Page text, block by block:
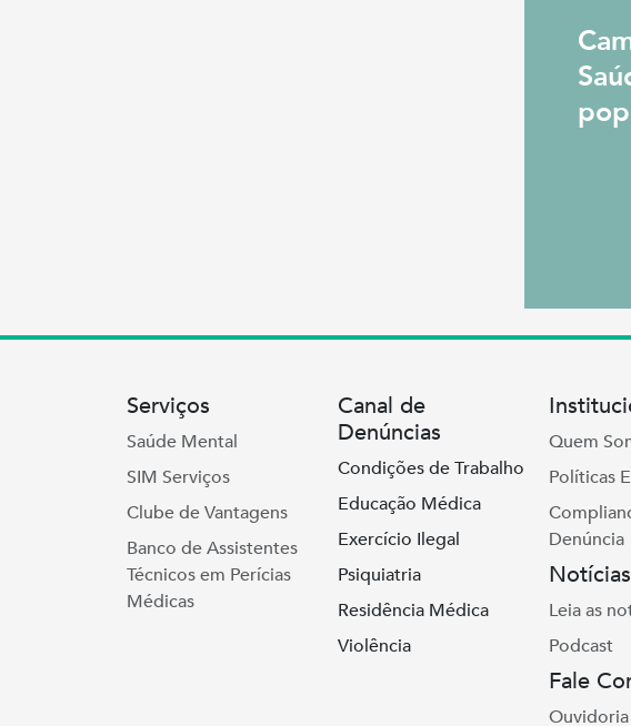
Serviços
Saúde Mental
SIM Serviços
Clube de Vantagens
Banco de Assistentes
Técnicos em Perícias
Médicas
Canal de
Denúncias
Condições de Trabalho
Educação Médica
Exercício Ilegal
Psiquiatria
Residência Médica
Violência
Quem
Políticas
Denúncia
Notícias
Leia as
Podcast
Fale
Ouvidoria